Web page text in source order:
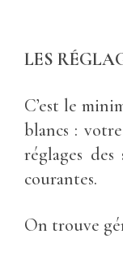
LES
C’est le
blancs :
réglages des
courantes.
On trouve